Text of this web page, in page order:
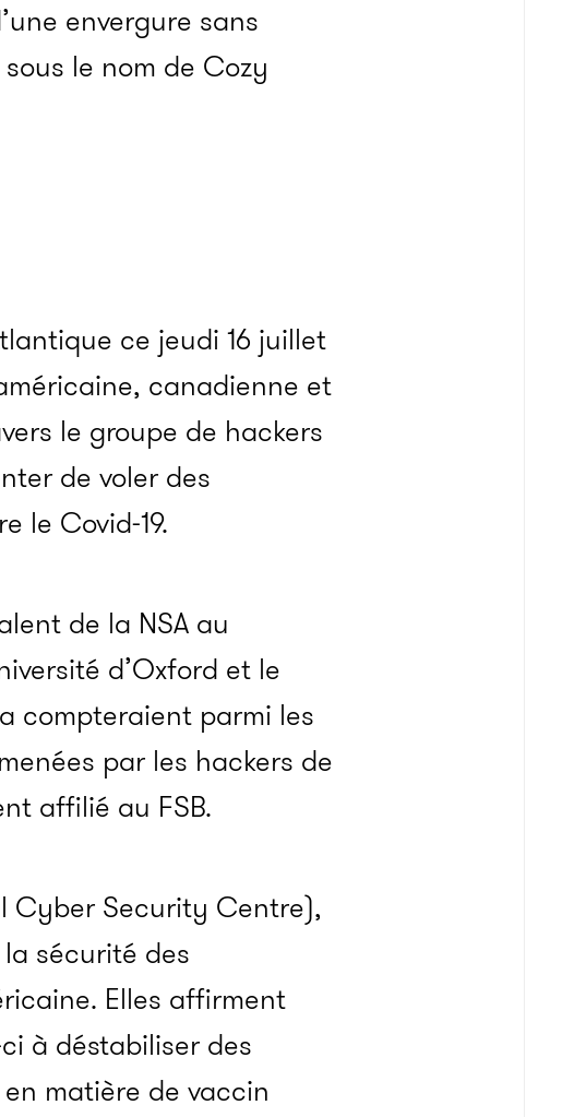
envergure sans
le nom de Cozy
ce jeudi 16 juillet
canadienne et
le groupe de hackers
de voler des
le Covid-19.
de la NSA au
d’Oxford et le
compteraient parmi les
par les hackers de
affilié au FSB.
Cyber Security Centre),
sécurité des
Elles affirment
à déstabiliser des
matière de vaccin